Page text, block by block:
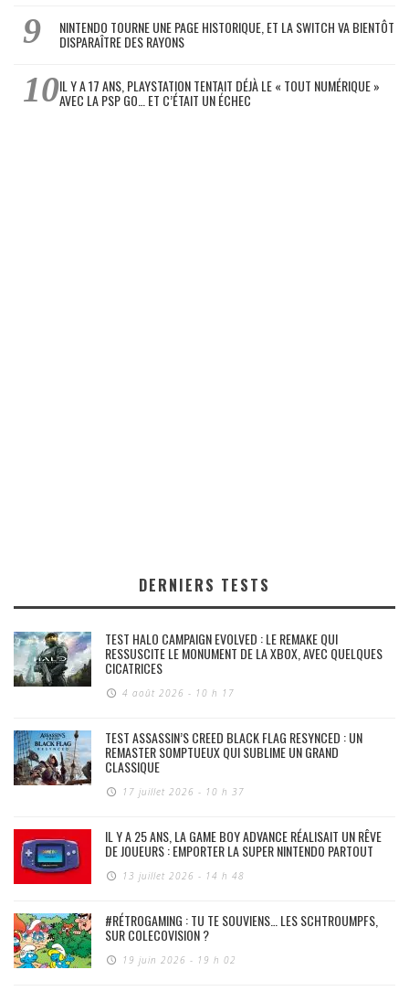
NINTENDO TOURNE UNE PAGE HISTORIQUE, ET LA SWITCH VA BIENTÔT
DISPARAÎTRE DES RAYONS
IL Y A 17 ANS, PLAYSTATION TENTAIT DÉJÀ LE « TOUT NUMÉRIQUE »
AVEC LA PSP GO… ET C’ÉTAIT UN ÉCHEC
DERNIERS TESTS
TEST HALO CAMPAIGN EVOLVED : LE REMAKE QUI
RESSUSCITE LE MONUMENT DE LA XBOX, AVEC QUELQUES
CICATRICES
4 août 2026 - 10 h 17
TEST ASSASSIN’S CREED BLACK FLAG RESYNCED : UN
REMASTER SOMPTUEUX QUI SUBLIME UN GRAND
CLASSIQUE
17 juillet 2026 - 10 h 37
IL Y A 25 ANS, LA GAME BOY ADVANCE RÉALISAIT UN RÊVE
DE JOUEURS : EMPORTER LA SUPER NINTENDO PARTOUT
13 juillet 2026 - 14 h 48
#RÉTROGAMING : TU TE SOUVIENS… LES SCHTROUMPFS,
SUR COLECOVISION ?
19 juin 2026 - 19 h 02